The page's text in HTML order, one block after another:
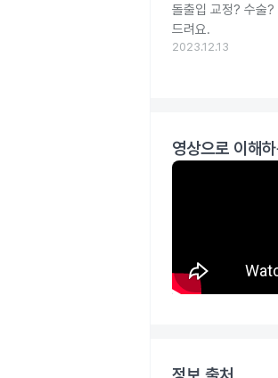
돌출입 교정? 수술
드려요.
2023.12.13
영상으로 이해